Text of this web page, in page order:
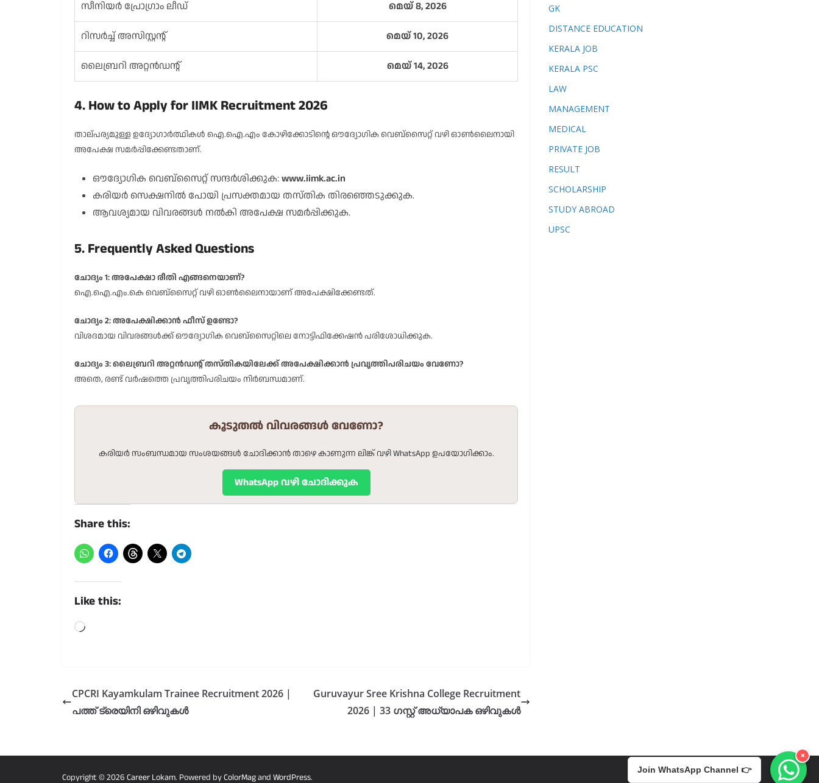
സീനിയർ പ്രോഗ്രാം ലീഡ് മെയ് 8, 2026
റിസർച്ച് അസിസ്റ്റന്റ് മെയ് 10, 2026
ലൈബ്രറി അറ്റൻഡന്റ് മെയ് 14, 2026
4. How to Apply for IIMK Recruitment 2026
താല്പര്യമുള്ള ഉദ്യോഗാർത്ഥികൾ ഐ.ഐ.എം കോഴിക്കോടിന്റെ ഔദ്യോഗിക വെബ്സൈറ്റ് വഴി ഓൺലൈനായി
അപേക്ഷ സമർപ്പിക്കേണ്ടതാണ്.
ഔദ്യോഗിക വെബ്സൈറ്റ് സന്ദർശിക്കുക:www.iimk.ac.in
കരിയർ സെക്ഷനിൽ പോയി പ്രസക്തമായ തസ്തിക തിരഞ്ഞെടുക്കുക.
ആവശ്യമായ വിവരങ്ങൾ നൽകി അപേക്ഷ സമർപ്പിക്കുക.
5. Frequently Asked Questions
ചോദ്യം 1: അപേക്ഷാ രീതി എങ്ങനെയാണ്?
ഐ.ഐ.എം.കെ വെബ്സൈറ്റ് വഴി ഓൺലൈനായാണ് അപേക്ഷിക്കേണ്ടത്.
ചോദ്യം 2: അപേക്ഷിക്കാൻ ഫീസ് ഉണ്ടോ?
വിശദമായ വിവരങ്ങൾക്ക് ഔദ്യോഗിക വെബ്സൈറ്റിലെ നോട്ടിഫിക്കേഷൻ പരിശോധിക്കുക.
ചോദ്യം 3: ലൈബ്രറി അറ്റൻഡന്റ് തസ്തികയിലേക്ക് അപേക്ഷിക്കാൻ പ്രവൃത്തിപരിചയം വേണോ?
അതെ, രണ്ട് വർഷത്തെ പ്രവൃത്തിപരിചയം നിർബന്ധമാണ്.
കൂടുതൽ വിവരങ്ങൾ വേണോ?
കരിയർ സംബന്ധമായ സംശയങ്ങൾ ചോദിക്കാൻ താഴെ കാണുന്ന ലിങ്ക് വഴി WhatsApp ഉപയോഗിക്കാം.
WhatsApp വഴി ചോദിക്കുക
Share this:
Like this:
Loading…
CPCRI Kayamkulam Trainee Recruitment 2026 |
പത്ത് ട്രെയിനി ഒഴിവുകൾ
Guruvayur Sree Krishna College Recruitment
2026 | 33 ഗസ്റ്റ് അധ്യാപക ഒഴിവുകൾ
GK
DISTANCE EDUCATION
KERALA JOB
KERALA PSC
LAW
MANAGEMENT
MEDICAL
PRIVATE JOB
RESULT
SCHOLARSHIP
STUDY ABROAD
UPSC
Copyright © 2026 Career Lokam. Powered byColorMagand WordPress.
Join WhatsApp Channel 👉
×